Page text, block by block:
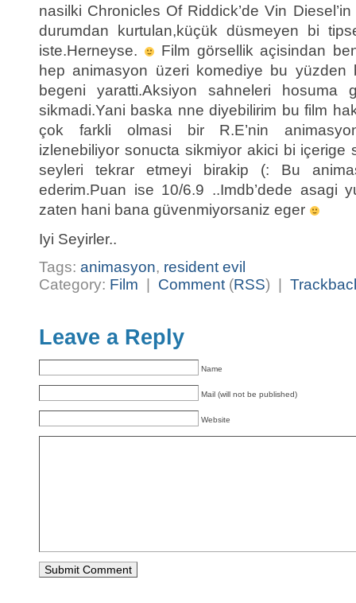
nasilki Chronicles Of Riddick’de Vin
durumdan kurtulan,küçük düsmeyen bi
iste.Herneyse.
Film görsellik açisindan
hep animasyon üzeri komediye bu
begeni yaratti.Aksiyon sahneleri hosuma
sikmadi.Yani baska nne diyebilirim bu film
çok farkli olmasi bir R.E’nin
izlenebiliyor sonucta sikmiyor akici bi içerige
seyleri tekrar etmeyi birakip (: Bu
ederim.Puan ise 10/6.9 ..Imdb’dede asagi
zaten hani bana güvenmiyorsaniz eger
Iyi Seyirler..
Tags: animasyon, resident evil
Category: Film Comment (RSS) |
Leave a Reply
Name
Mail (will not be published)
Website